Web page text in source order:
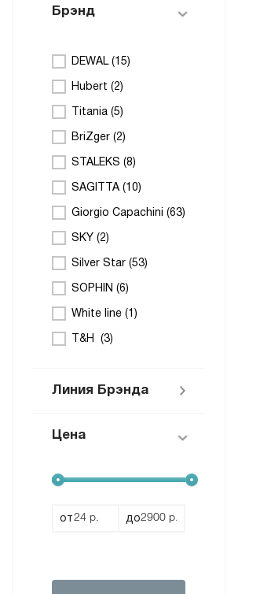
Брэнд
DEWAL ( 15)
Hubert (2)
Titania (5)
BriZger (2)
STALEKS (8)
SAGITTA ( 10)
Giorgio Capachini (63)
SKY (2)
Silver Star (53)
SOPHIN (6)
White line ( 1 )
T&H (3)
Линия Брэнда
Расходные
Line (1)
Цена
от до